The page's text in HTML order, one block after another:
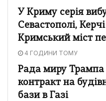
У Криму серія
Севастополі,
Кримський міст
4 ГОДИНИ ТОМУ
Рада миру
контракт на
бази в Газі